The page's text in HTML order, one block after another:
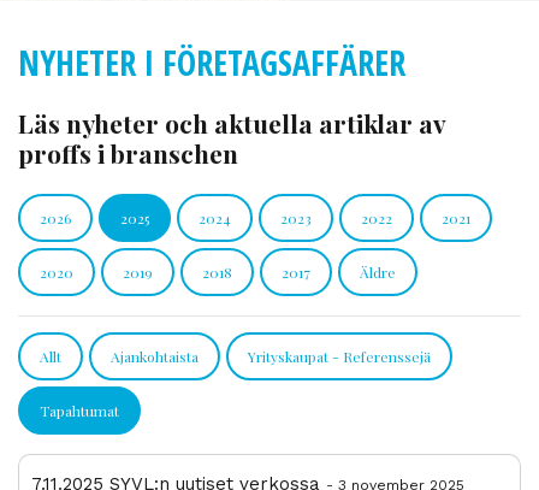
NYHETER I FÖRETAGSAFFÄRER
Läs nyheter och aktuella artiklar av
proffs i branschen
2026 2025 2024 2023 2022 2021
2020 2019 2018 2017 Äldre
Allt Ajankohtaista Yrityskaupat - Referenssejä
Tapahtumat
7.11.2025 SYVL:n uutiset verkossa - 3 november 2025